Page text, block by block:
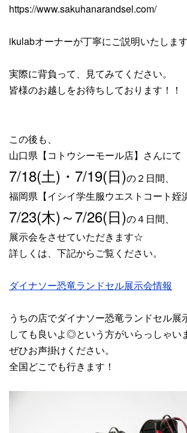
https://www.sakuhanarandsel.com/
ikulabオーナーが丁寧にご説明いたしま
実際に背負って、見てみてください。
皆様のお越しをお待ちしております！！
この後も、
山口県【コトウシーモール店】さんにて
7/18(土)・7/19(日)の２日間、
福岡県【イシイ学生服ウエストコート姪
7/23(木)～7/26(日)の４日間、
展示会をさせていただきます☆
詳しくは、下記からご覧ください。
ダイナソー恐竜ランドセル展示会情報
うちの店でダイナソー恐竜ランドセル展
しても良いよ◎という方がいらっしゃい
ぜひお声掛けください。
全国どこでも行きます！